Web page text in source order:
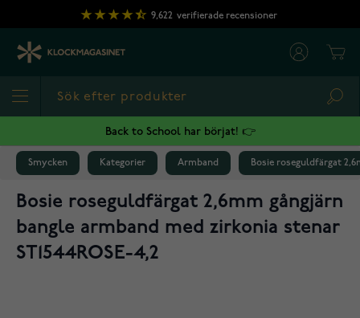
Hoppa till innehållet
9,622 verifierade recensioner
Back to School har börjat! 👉
Smycken Kategorier Armband Bosie roseguldfärgat
Bosie roseguldfärgat 2,6mm gångjärn
bangle armband med zirkonia stenar
ST1544ROSE-4,2